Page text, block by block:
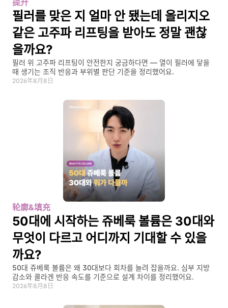
提升
필러를 맞은 지 얼마 안 됐는데 올리지오
같은 고주파 리프팅을 받아도 정말 괜찮
을까요?
필러 위 고주파 리프팅이 안전한지 궁금하다면 — 열이 필러에 닿을
때 생기는 조직 반응과 부위별 판단 기준을 정리했어요.
2026年8月8日
轮廓&填充
50대에 시작하는 쥬베룩 볼륨은 30대와
무엇이 다르고 어디까지 기대할 수 있을
까요?
50대 쥬베룩 볼륨은 왜 30대보다 회차를 늘려 잡을까요. 심부 지방
감소와 콜라겐 반응 속도를 기준으로 설계 차이를 정리했어요.
2026年8月8日